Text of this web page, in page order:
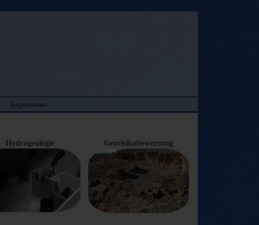
Impressum
Hydrogeologie Georisikobewertung